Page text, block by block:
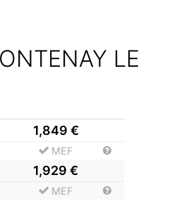
LE
1,849 €
MEF
1,929 €
MEF